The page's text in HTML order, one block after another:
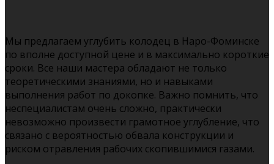
Мы предлагаем углубить колодец в Наро-Фоминске
по вполне доступной цене и в максимально короткие
сроки. Все наши мастера обладают не только
теоретическими знаниями, но и навыками
выполнения работ по докопке. Важно помнить, что
неспециалистам очень сложно, практически
невозможно произвести грамотное углубление, что
связано с вероятностью обвала конструкции и
риском отравления рабочих скопившимися газами.